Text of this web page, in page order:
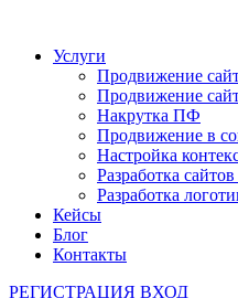
Услуги
Продвижение
Продвижение
Накрутка ПФ
Продвижение в
Настройка
Разработка
Разработка
Кейсы
Блог
Контакты
РЕГИСТРАЦИЯ ВХОД